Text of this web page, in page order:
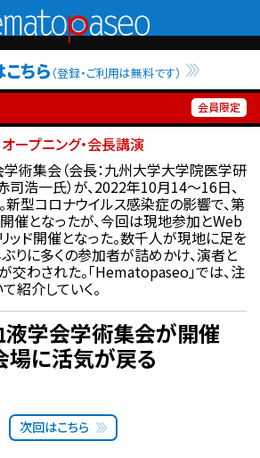
Hematopaseo
ちら （登録・ご利用は無料です）
オープニング・会長講演
術集会（会長：九州大学大学院医学研
浩一氏）が、2022年10月14〜16日、
新型コロナウイルス感染症の影響で、第
催となったが、今回は現地参加とWeb
ッド開催となった。数千人が現地に足を
りに多くの参加者が詰めかけ、演者と
わされた。「Hematopaseo」では、注
紹介していく。
学会学術集会が開催
場に活気が戻る
次回はこちら